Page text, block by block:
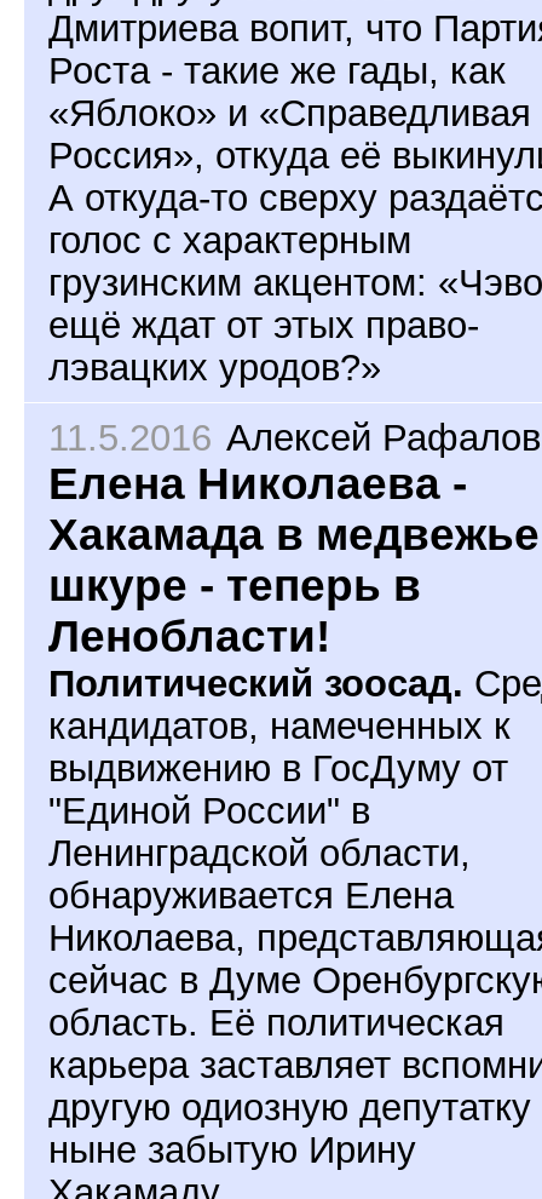
Дмитриева вопит, что
Роста - такие же гады, как
«Яблоко» и «Справедливая
Россия», откуда её
А откуда-то сверху
голос с характерным
грузинским акцентом: «Чэво
ещё ждат от этых право-
лэвацких уродов?»
11.5.2016 Алексей
Елена Николаева -
Хакамада в
шкуре - теперь в
Ленобласти!
Политический зоосад.
кандидатов, намеченных к
выдвижению в ГосДуму от
"Единой России" в
Ленинградской области,
обнаруживается Елена
Николаева,
сейчас в Думе
область. Её политическая
карьера заставляет
другую одиозную депутатку
ныне забытую Ирину